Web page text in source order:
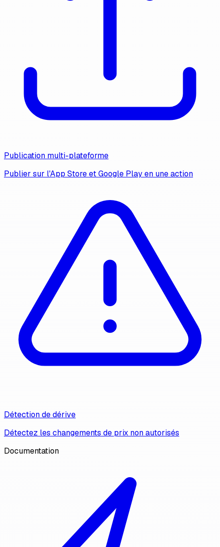
Publication multi-plateforme
Publier sur l'App Store et Google Play en une action
Détection de dérive
Détectez les changements de prix non autorisés
Documentation